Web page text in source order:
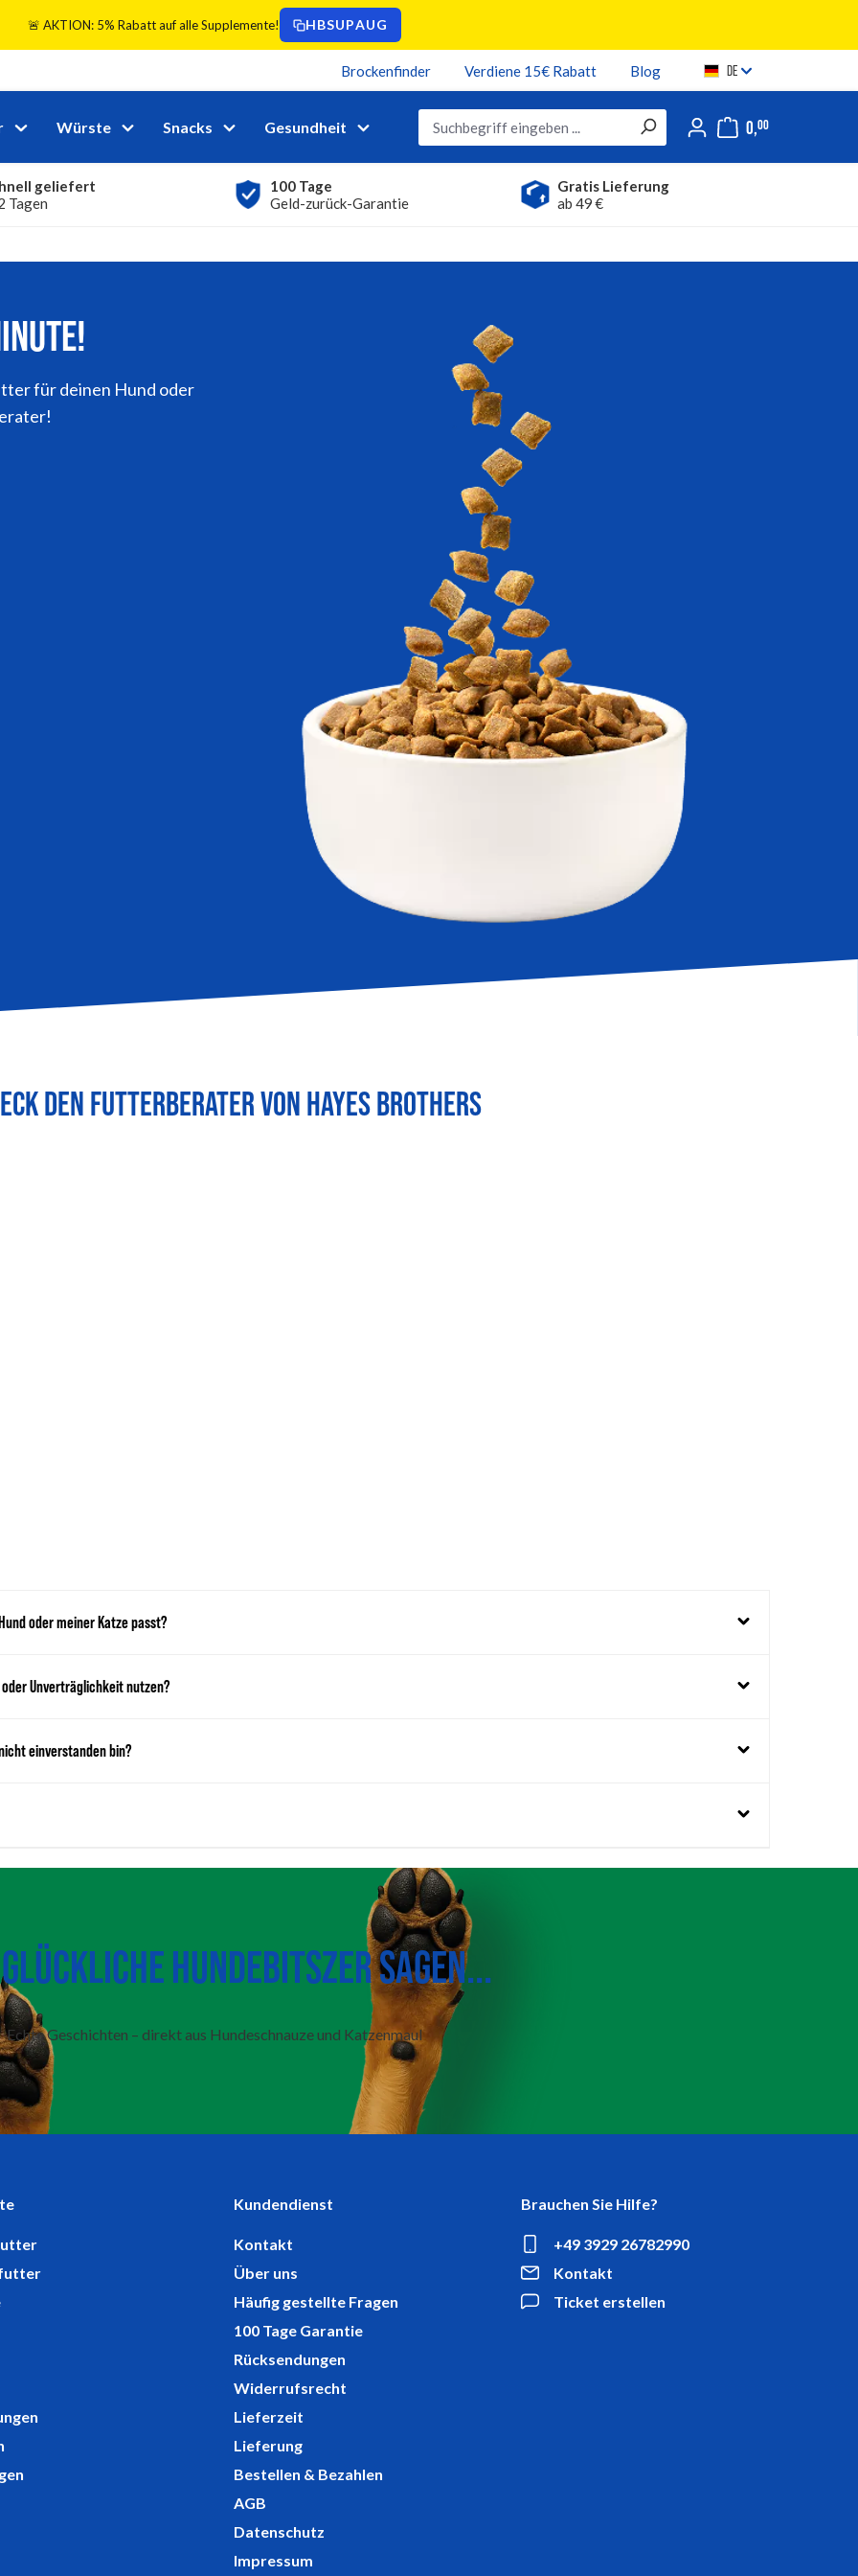
🚨 AKTION: 5% Rabatt auf alle Supplemente! HBSUPAUG
Brockenfinder Verdiene 15€ Rabatt Blog DE
Würste Snacks Gesundheit 0,00
geliefert
Tagen
100 Tage
Geld-zurück-Garantie
Gratis Lieferung
ab 49 €
für deinen Hund oder
DEN FUTTERBERATER VON HAYES BROTHERS
oder meiner Katze passt?
Unverträglichkeit nutzen?
einverstanden bin?
HUNDEBITSZER SAGEN...
Echte Geschichten – direkt aus Hundeschnauze und Katzenmaul
Kundendienst
Kontakt
Über uns
Häufig gestellte Fragen
100 Tage Garantie
Rücksendungen
Widerrufsrecht
Lieferzeit
Lieferung
Bestellen & Bezahlen
AGB
Datenschutz
Impressum
Brauchen Sie Hilfe?
+49 3929 26782990
Kontakt
Ticket erstellen